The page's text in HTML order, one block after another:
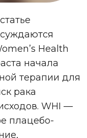
Health
начала
терапии для
рака
WHI —
плацебо-